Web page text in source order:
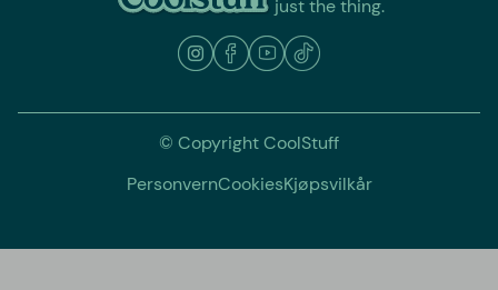
just the thing.
© Copyright CoolStuff
PersonvernCookiesKjøpsvilkår